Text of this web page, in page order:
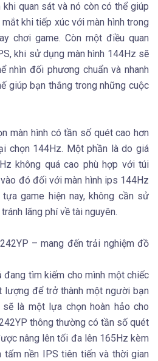
khi quan sát và nó còn có thể giúp
khi tiếp xúc với màn hình trong
chơi game. Còn một điều quan
khi sử dụng màn hình 144Hz sẽ
nhìn đối phương chuẩn và nhanh
giúp bạn thắng trong những cuộc
màn hình có tần số quét cao hơn
chọn 144Hz. Một phần là do giá
không quá cao phù hợp với túi
đó đối với màn hình ips 144Hz
game hiện nay, không cần sử
lãng phí về tài nguyên.
– mang đến trải nghiệm đồ
đang tìm kiếm cho mình một chiếc
lượng để trở thành một người bạn
sẽ là một lựa chọn hoàn hảo cho
thông thường có tần số quét
nâng lên tối đa lên 165Hz kèm
nền IPS tiên tiến và thời gian